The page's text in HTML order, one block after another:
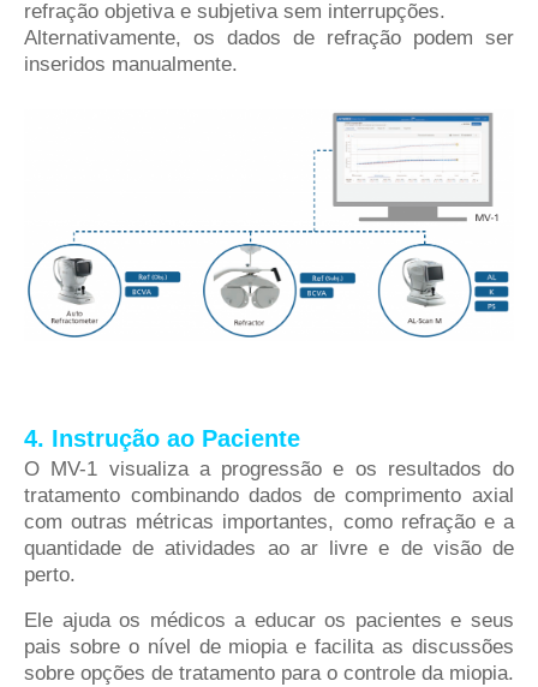
refração objetiva e subjetiva sem interrupções.
Alternativamente, os dados de refração podem ser
inseridos manualmente.
4. Instrução ao Paciente
O MV-1 visualiza a progressão e os resultados do
tratamento combinando dados de comprimento axial
com outras métricas importantes, como refração e a
quantidade de atividades ao ar livre e de visão de
perto.
Ele ajuda os médicos a educar os pacientes e seus
pais sobre o nível de miopia e facilita as discussões
sobre opções de tratamento para o controle da miopia.